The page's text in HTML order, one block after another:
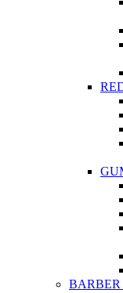
BARBER